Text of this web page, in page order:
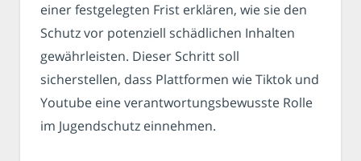
einer festgelegten Frist erklären, wie sie den
Schutz vor potenziell schädlichen Inhalten
gewährleisten. Dieser Schritt soll
sicherstellen, dass Plattformen wie Tiktok und
Youtube eine verantwortungsbewusste Rolle
im Jugendschutz einnehmen.